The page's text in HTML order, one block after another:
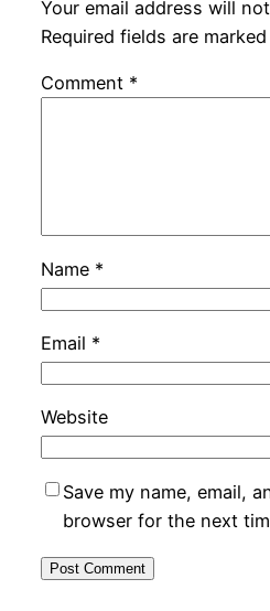
Your email address will
Required fields are marked
Comment *
Name *
Email *
Website
Save my name, email,
browser for the next